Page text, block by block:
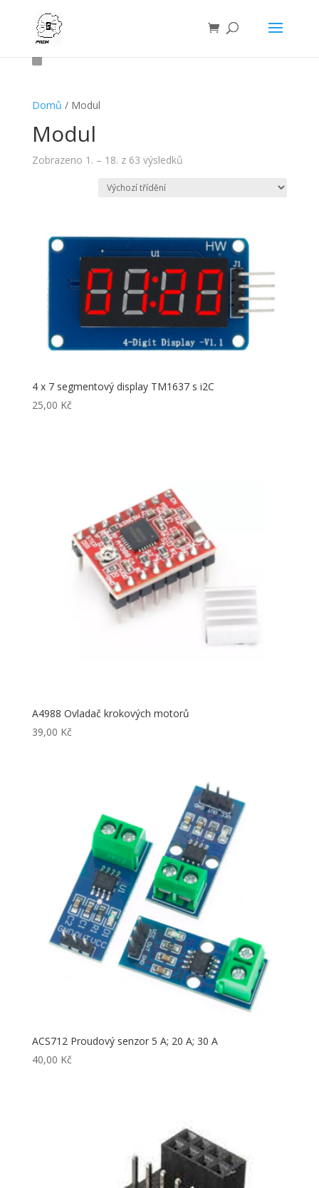
Domů / Modul
Modul
Zobrazeno 1. – 18. z 63 výsledků
4 x 7 segmentový display TM1637 s i2C
25,00 Kč
A4988 Ovladač krokových motorů
39,00 Kč
ACS712 Proudový senzor 5 A; 20 A; 30 A
40,00 Kč